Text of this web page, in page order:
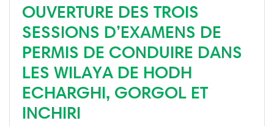
OUVERTURE DES TROIS
SESSIONS D’EXAMENS DE
PERMIS DE CONDUIRE DANS
LES WILAYA DE HODH
ECHARGHI, GORGOL ET
INCHIRI